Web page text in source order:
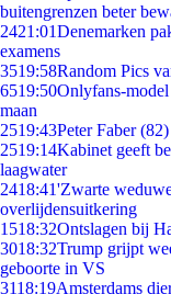
buitengrenzen beter
2421:01Denemarken
examens
3519:58Random Pics
6519:50Onlyfans-
maan
2519:43Peter Faber
2519:14Kabinet geeft
laagwater
2418:41'Zwarte
overlijdensuitkering
1518:32Ontslagen bij
3018:32Trump grijpt
geboorte in VS
3118:19Amsterdams